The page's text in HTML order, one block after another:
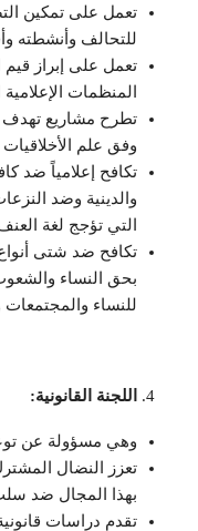
تعمل على تمكين
للتحالف وأنشطته
تعمل على إبراز
المنظمات
تطرح مشاريع تهدف
وفق علم الأخلاقيات
تكافح إعلامياً ضد
والدينية وضد
التي تؤجج لغة
تكافح ضد شتى أنواع
بحق النساء
للنساء
اللجنة القانونية:
وهي مسؤولة عن
تعزز النضال
بهذا المجال ضد
تقدم دراسات